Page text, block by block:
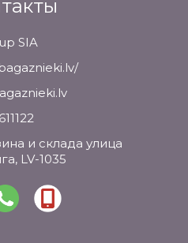
SIA
и склада улица
LV-1035